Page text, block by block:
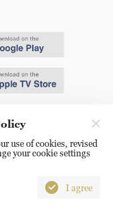
use of cookies, revised
your cookie settings
I agree